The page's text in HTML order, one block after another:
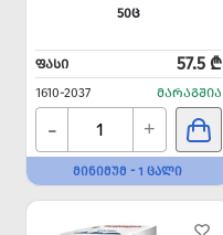
50Ც
ᲤᲐᲡᲘ 57.5 ₾
1610-2037 ᲛᲐᲠᲐᲒᲨᲘᲐ
- +
ᲛᲘᲜᲘᲛᲣᲛ - 1 ᲪᲐᲚᲘ